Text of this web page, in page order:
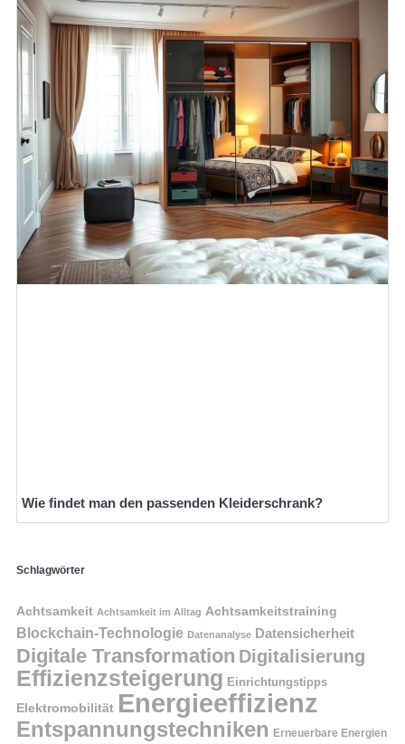
Wie findet man den passenden Kleiderschrank?
Schlagwörter
Achtsamkeit Achtsamkeit im Alltag Achtsamkeitstraining
Blockchain-Technologie Datenanalyse Datensicherheit
Digitale Transformation Digitalisierung
Effizienzsteigerung Einrichtungstipps
Elektromobilität Energieeffizienz
Entspannungstechniken Erneuerbare Energien